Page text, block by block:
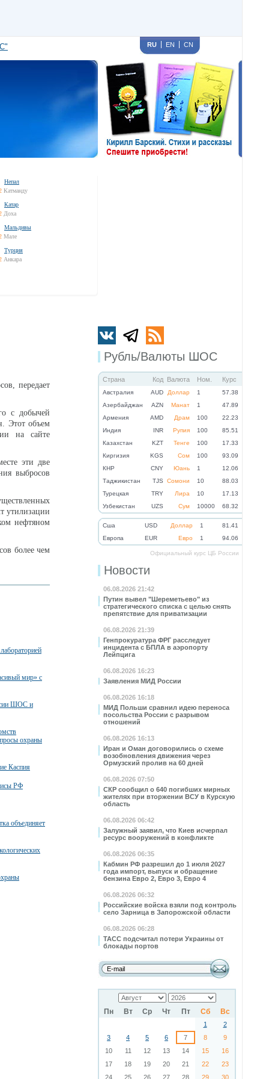
RU EN CN
Непал
Катманду
Катар
Доха
Мальдивы
Мале
Турция
Анкара
Рубль/Валюты ШОС
Страна Код Валюта Ном. Курс
Австралия AUD Доллар 1
57.38
Азербайджан
AZN Манат 1
47.89
Армения
AMD Драм 100
22.23
Индия
INR Рупия 100
85.51
Казахстан
KZT Тенге 100
17.33
Киргизия
KGS Сом 100
93.09
КНР
CNY Юань 1
12.06
Таджикистан
TJS Сомони 10
88.03
Турецкая
TRY Лира 10
17.13
Узбекистан
UZS Сум 10000 68.32
Cша USD Доллар 1
81.41
Eвропа
EUR Евро 1 94.06
Официальный курс ЦБ России
Новости
06.08.2026 21:42
Путин вывел "Шереметьево" из
стратегического списка с целью снять
препятствие для приватизации
06.08.2026 21:39
Генпрокуратура ФРГ расследует
инцидента с БПЛА в аэропорту
Лейпцига
06.08.2026 16:23
Заявления МИД России
06.08.2026 16:18
МИД Польши сравнил идею переноса
посольства России с разрывом
отношений
06.08.2026 16:13
Иран и Оман договорились о схеме
возобновления движения через
Ормузский пролив на 60 дней
06.08.2026 07:50
СКР сообщил о 640 погибших мирных
жителях при вторжении ВСУ в Курскую
область
06.08.2026 06:42
Залужный заявил, что Киев исчерпал
ресурс вооружений в конфликте
06.08.2026 06:35
Кабмин РФ разрешил до 1 июля 2027
года импорт, выпуск и обращение
бензина Евро 2, Евро 3, Евро 4
06.08.2026 06:32
Российские войска взяли под контроль
село Зарница в Запорожской области
06.08.2026 06:28
ТАСС подсчитал потери Украины от
блокады портов
Пн Вт Ср Чт Пт Сб Вс
1
2
3
4 5 6 7 8
9
10
11 12 13 14 15
16
17
18 19 20 21 22
23
24
25 26 27 28 29 30
передает
с добычей
Этот объем
на сайте
эти две
выбросов
утилизации
нефтяном
более чем
мир» с
ШОС и
охраны
Каспия
РФ
объединяет